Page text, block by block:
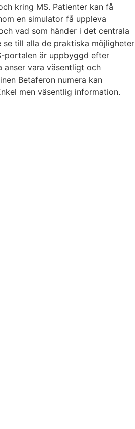
kring MS. Patienter kan få
en simulator få uppleva
vad som händer i det centrala
till alla de praktiska möjligheter
portalen är uppbyggd efter
anser vara väsentligt och
Betaferon numera kan
men väsentlig information.